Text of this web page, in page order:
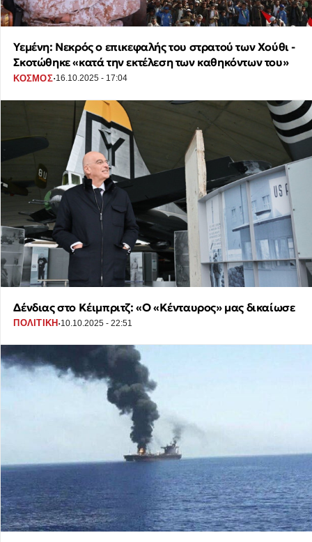
Υεμένη: Νεκρός ο επικεφαλής του στρατού των Χούθι -
Σκοτώθηκε «κατά την εκτέλεση των καθηκόντων του»
ΚΟΣΜΟΣ·16.10.2025 - 17:04
Δένδιας στο Κέιμπριτζ: «Ο «Κένταυρος» μας δικαίωσε
ΠΟΛΙΤΙΚΗ ·10.10.2025 - 22:51